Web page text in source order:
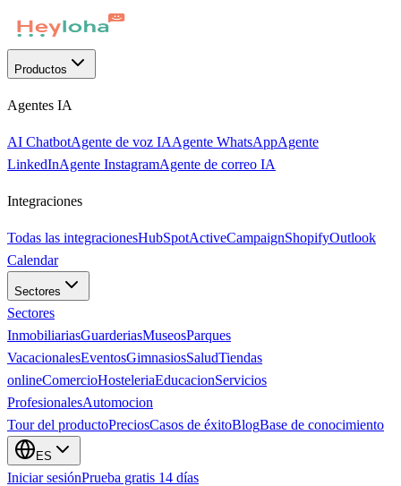
Productos
Agentes IA
AI ChatbotAgente de voz IAAgente WhatsAppAgente
LinkedInAgente InstagramAgente de correo IA
Integraciones
Todas las integracionesHubSpotActiveCampaignShopifyOutlook
Calendar
Sectores
Sectores
InmobiliariasGuarderiasMuseosParques
VacacionalesEventosGimnasiosSaludTiendas
onlineComercioHosteleriaEducacionServicios
ProfesionalesAutomocion
Tour del productoPreciosCasos de éxitoBlogBase de conocimiento
ES
Iniciar sesiónPrueba gratis 14 días